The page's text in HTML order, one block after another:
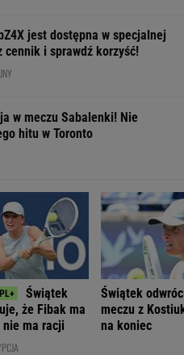
jest dostępna w specjalnej
cennik i sprawdź korzyść!
w meczu Sabalenki! Nie
hitu w Toronto
Świątek
że Fibak ma
ma racji
Świątek
meczu z
na koniec